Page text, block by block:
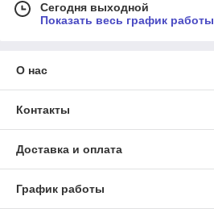
Сегодня выходной
Показать весь график работы
О нас
Контакты
Доставка и оплата
График работы